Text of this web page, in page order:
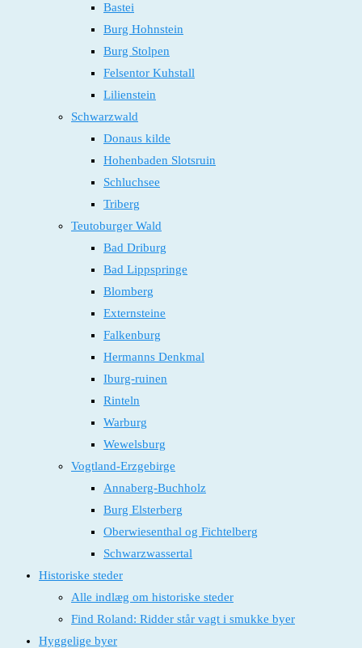
Bastei
Burg Hohnstein
Burg Stolpen
Felsentor Kuhstall
Lilienstein
Schwarzwald
Donaus kilde
Hohenbaden Slotsruin
Schluchsee
Triberg
Teutoburger Wald
Bad Driburg
Bad Lippspringe
Blomberg
Externsteine
Falkenburg
Hermanns Denkmal
Iburg-ruinen
Rinteln
Warburg
Wewelsburg
Vogtland-Erzgebirge
Annaberg-Buchholz
Burg Elsterberg
Oberwiesenthal og Fichtelberg
Schwarzwassertal
Historiske steder
Alle indlæg om historiske steder
Find Roland: Ridder står vagt i smukke byer
Hyggelige byer